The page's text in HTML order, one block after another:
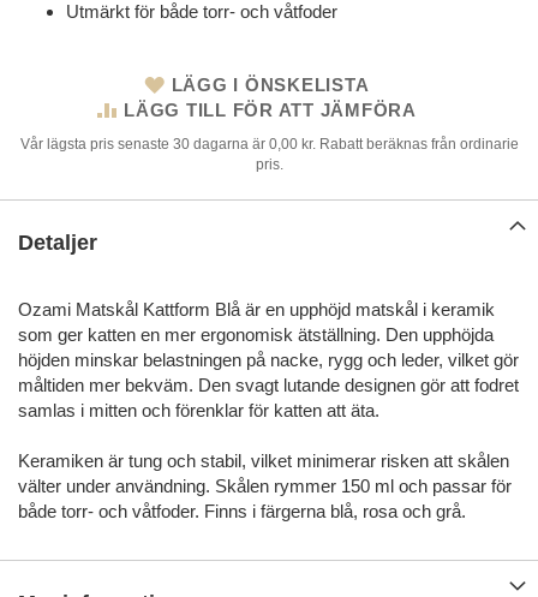
Utmärkt för både torr- och våtfoder
LÄGG I ÖNSKELISTA
LÄGG TILL FÖR ATT JÄMFÖRA
Vår lägsta pris senaste 30 dagarna är 0,00 kr. Rabatt beräknas från ordinarie
pris.
Detaljer
Ozami Matskål Kattform Blå är en upphöjd matskål i keramik
som ger katten en mer ergonomisk ätställning. Den upphöjda
höjden minskar belastningen på nacke, rygg och leder, vilket gör
måltiden mer bekväm. Den svagt lutande designen gör att fodret
samlas i mitten och förenklar för katten att äta.
Keramiken är tung och stabil, vilket minimerar risken att skålen
välter under användning. Skålen rymmer 150 ml och passar för
både torr- och våtfoder. Finns i färgerna blå, rosa och grå.